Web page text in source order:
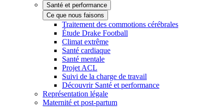
Santé et performance
Ce que nous faisons
Traitement des commotions cérébrales
Étude Drake Football
Climat extrême
Santé cardiaque
Santé mentale
Projet ACL
Suivi de la charge de travail
Découvrir Santé et performance
Représentation légale
Maternité et post-partum